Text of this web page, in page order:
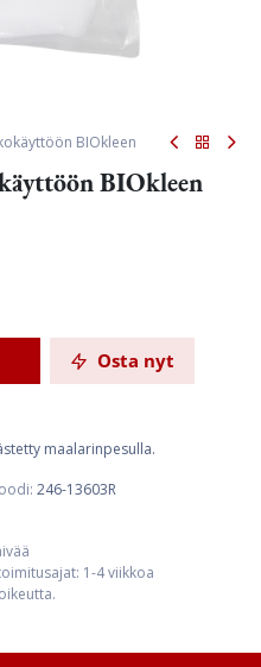
BIOkleen
BIOkleen
Osta nyt
maalarinpesulla.
246-13603R
1-4 viikkoa